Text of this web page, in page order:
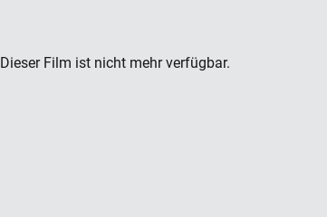
Dieser Film ist nicht mehr verfügbar.